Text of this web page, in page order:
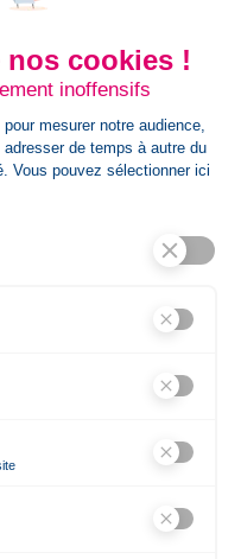
devis
demande, merci
Les formats
nos cookies !
inoffensifs
mesurer notre audience,
de temps à autre du
Vous pouvez sélectionner ici